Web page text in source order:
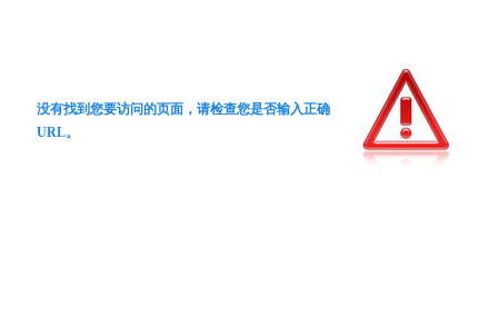
没有找到您要访问的页面，请检查您是否输入正确
URL。